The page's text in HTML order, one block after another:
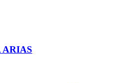
ARIAS